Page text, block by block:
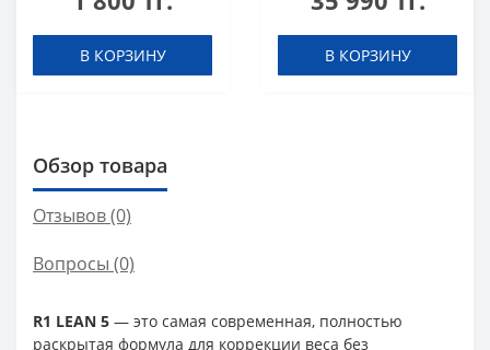
В КОРЗИНУ
шт)
В КОРЗИНУ
Обзор товара
Отзывов (0)
Вопросы (0)
R1 LEAN 5 — это самая современная, полностью
раскрытая формула для коррекции веса без